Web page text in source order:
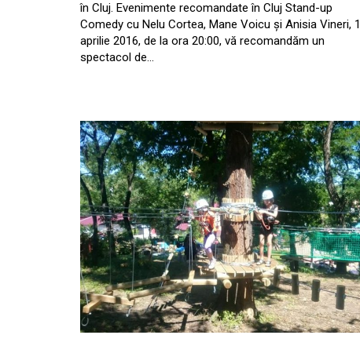
în Cluj. Evenimente recomandate în Cluj Stand-up
Comedy cu Nelu Cortea, Mane Voicu și Anisia Vineri, 1
aprilie 2016, de la ora 20:00, vă recomandăm un
spectacol de…